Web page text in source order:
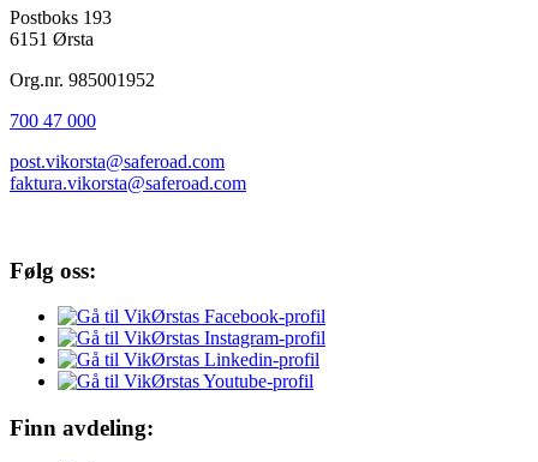
Postboks 193
6151 Ørsta
Org.nr. 985001952
700 47 000
post.vikorsta@saferoad.com
faktura.vikorsta@saferoad.com
Følg oss:
Finn avdeling: